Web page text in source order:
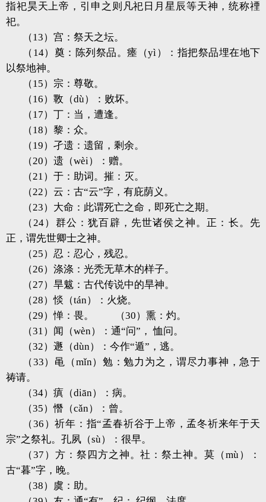
指祀昊天上帝，引申之则凡祀日月星辰等天神，统称禋
祀。
（13）宫：祭天之坛。
（14）奠：陈列祭品。瘗（yì）：指把祭品埋在地下
以祭地神。
（15）宗：尊敬。
（16）斁（dù）：败坏。
（17）丁：当，遭逢。
（18）黎：众。
（19）孑遗：遗留，剩余。
（20）遗（wèi）：赠。
（21）于：助词。摧：灭。
（22）云：古“云”字，有庇荫义。
（23）大命：此谓死亡之命，即死亡之期。
（24）群公：犹百辟，先世诸侯之神。正：长。先
正，谓先世卿士之神。
（25）忍：忍心，残忍。
（26）涤涤：光秃无草木的样子。
（27）旱魃：古代传说中的旱神。
（28）惔（tán）：火烧。
（29）惮：畏。 （30）熏：灼。
（31）闻（wèn）：通“问”， 恤问。
（32）遯（dùn）：今作“遁”，逃。
（33）黾（mǐn）勉：勉力为之，谓尽力事神，急于
祷请。
（34）瘨（diān）：病。
（35）憯（cǎn）：曾。
（36）祈年：指“孟春祈谷于上帝，孟冬祈来年于天
宗”之祭礼。孔夙（sù）：很早。
（37）方：祭四方之神。社：祭土神。莫（mù）：
古“暮”字，晚。
（38）虞：助。